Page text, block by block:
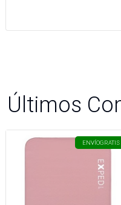
Últimos
ENVÍOGRATIS